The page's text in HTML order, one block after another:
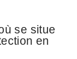
se situe
en